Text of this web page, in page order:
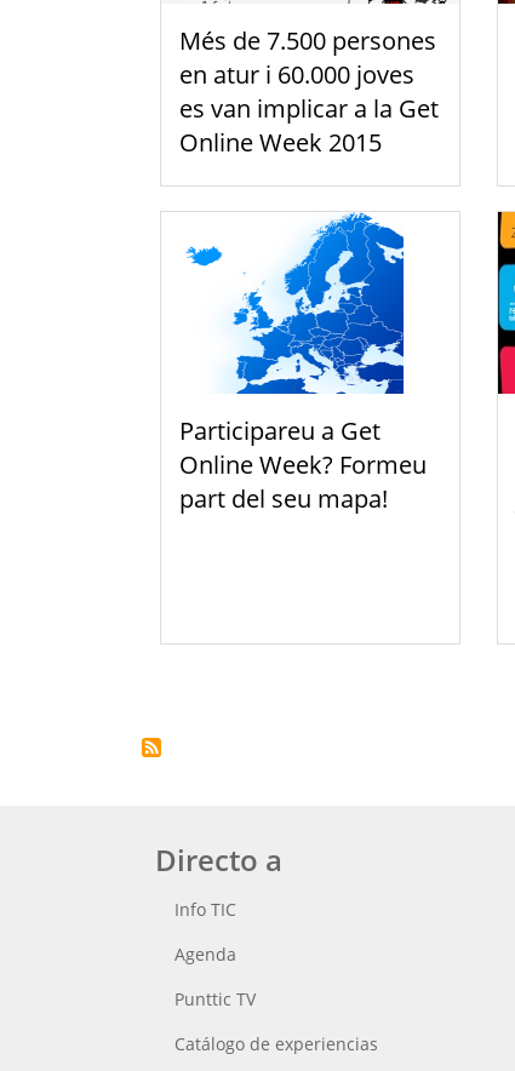
Més de 7.500 persones
en atur i 60.000 joves
es van implicar a la Get
Online Week 2015
Participareu a Get
Online Week? Formeu
part del seu mapa!
Directo a
Info TIC
Agenda
Punttic TV
Catálogo de experiencias